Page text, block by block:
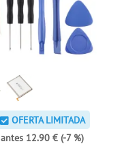
OFERTA LIMITADA
antes 12.90 € (-7 %)